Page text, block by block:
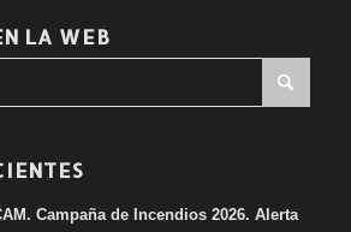
LA WEB
Campaña de Incendios 2026. Alerta